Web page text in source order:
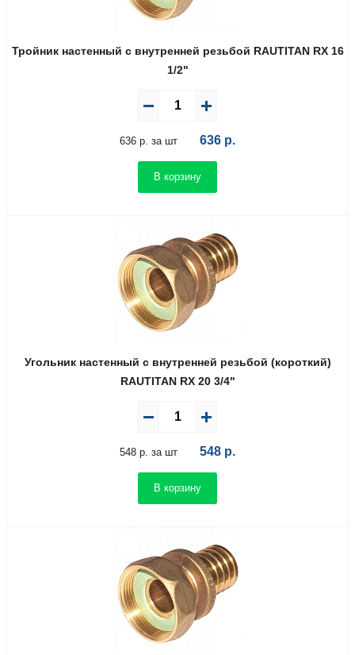
Тройник настенный с внутренней резьбой RAUTITAN RX 16
1/2"
636 р. за шт 636 р.
В корзину
Угольник настенный с внутренней резьбой (короткий)
RAUTITAN RX 20 3/4"
548 р. за шт 548 р.
В корзину